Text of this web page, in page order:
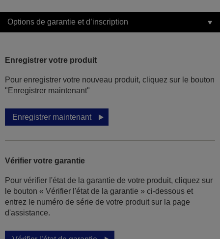
Options de garantie et d’inscription
Enregistrer votre produit
Pour enregistrer votre nouveau produit, cliquez sur le bouton
"Enregistrer maintenant"
Enregistrer maintenant
Vérifier votre garantie
Pour vérifier l'état de la garantie de votre produit, cliquez sur
le bouton « Vérifier l'état de la garantie » ci-dessous et
entrez le numéro de série de votre produit sur la page
d'assistance.